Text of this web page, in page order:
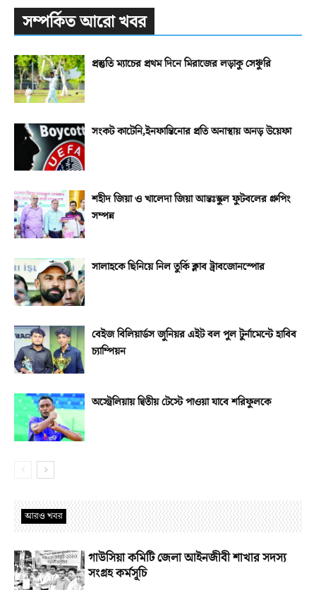
সম্পর্কিত আরো খবর
প্রস্তুতি ম্যাচের প্রথম দিনে মিরাজের লড়াকু সেঞ্চুরি
সংকট কাটেনি,ইনফান্তিনোর প্রতি অনাস্থায় অনড় উয়েফা
শহীদ জিয়া ও খালেদা জিয়া আন্তঃস্কুল ফুটবলের গ্রুপিং
সম্পন্ন
সালাহকে ছিনিয়ে নিল তুর্কি ক্লাব ট্রাবজোনস্পোর
বেইজ বিলিয়ার্ডস জুনিয়র এইট বল পুল টুর্নামেন্টে হাবিব
চ্যাম্পিয়ন
অস্ট্রেলিয়ায় দ্বিতীয় টেস্টে পাওয়া যাবে শরিফুলকে
আরও খবর
গাউসিয়া কমিটি জেলা আইনজীবী শাখার সদস্য
সংগ্রহ কর্মসূচি